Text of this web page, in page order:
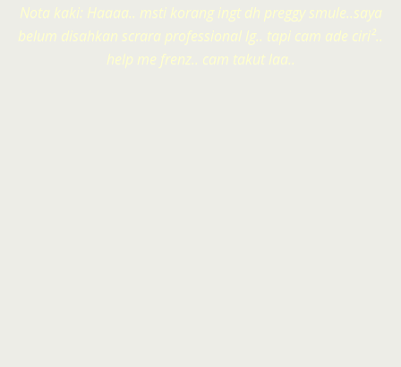
Nota kaki: Haaaa.. msti korang ingt dh preggy smule..saya
belum disahkan scrara professional lg.. tapi cam ade ciri²..
help me frenz.. cam takut laa..